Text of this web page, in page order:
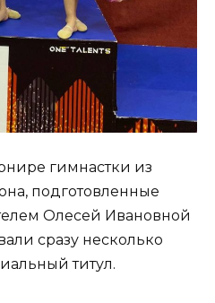
гимнастки из
подготовленные
Олесей Ивановной
сразу несколько
титул.